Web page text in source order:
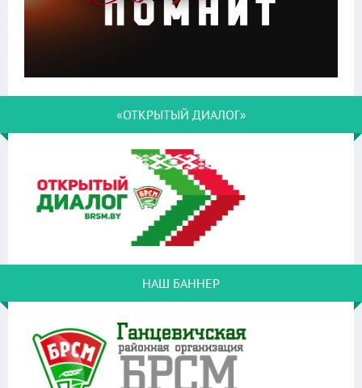
«ОТКРЫТЫЙ ДИАЛОГ»
НАШ БАННЕР